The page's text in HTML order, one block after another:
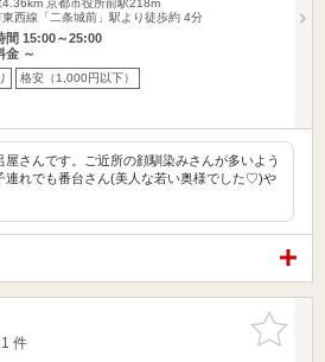
4.36km 京都市役所前駅218m
東西線「二条城前」駅より徒歩約 4分
間 15:00～25:00
金 ～
格安（1,000円以下）
屋さんです。ご近所の顔馴染みさんが多いよう
連れでも番台さん(美人な若い奥様でした♡)や
お気に入
りに追加
件